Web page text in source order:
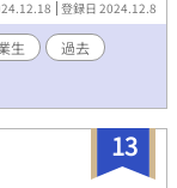
。 ヤキモチをやく
ています。
登録日 2024.12.8
生
過去
13